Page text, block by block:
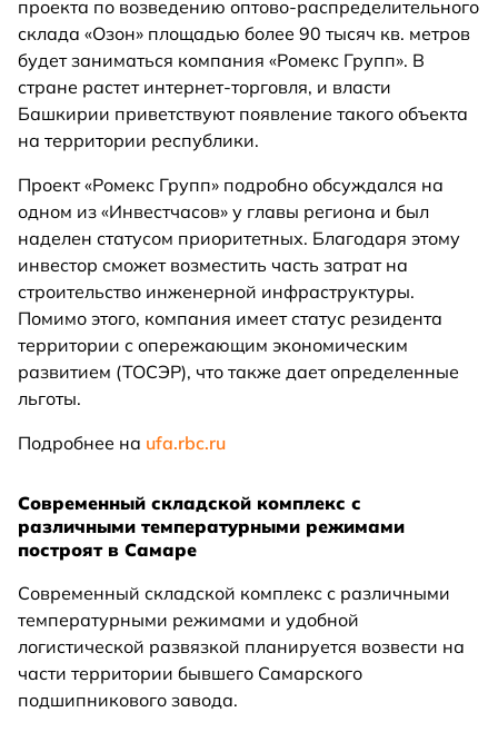
проекта по возведению оптово-распределительного
склада «Озон» площадью более 90 тысяч кв. метров
будет заниматься компания «Ромекс Групп». В
стране растет интернет-торговля, и власти
Башкирии приветствуют появление такого объекта
на территории республики.
Проект «Ромекс Групп» подробно обсуждался на
одном из «Инвестчасов» у главы региона и был
наделен статусом приоритетных. Благодаря этому
инвестор сможет возместить часть затрат на
строительство инженерной инфраструктуры.
Помимо этого, компания имеет статус резидента
территории с опережающим экономическим
развитием (ТОСЭР), что также дает определенные
льготы.
Подробнее на ufa.rbc.ru
Современный складской комплекс с
различными температурными режимами
построят в Самаре
Современный складской комплекс с различными
температурными режимами и удобной
логистической развязкой планируется возвести на
части территории бывшего Самарского
подшипникового завода.